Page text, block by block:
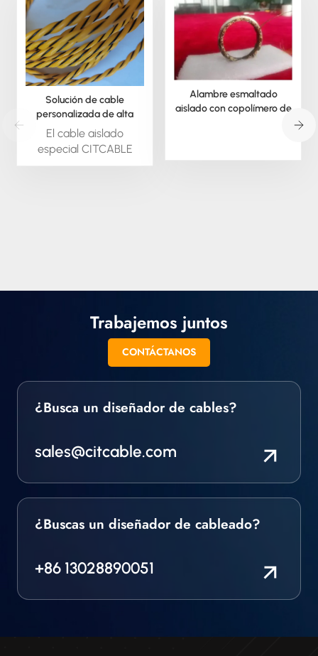
Solución de cable
personalizada de alta
temperatura para desafíos
difíciles.
El cable aislado
especial CITCABLE
está disponible bajo
trenzado y en otros
Alambre esmaltado
aislado con copolímero de
Trabajemos juntos
CONTÁCTANOS
¿Busca un diseñador de cables?
sales@citcable.com
¿Buscas un diseñador de cableado?
+86 13028890051